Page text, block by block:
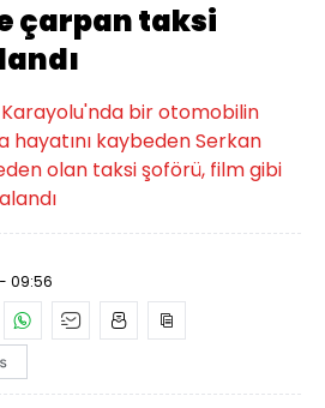
çarpan taksi
bir otomobilin
hayatını kaybeden Serkan
olan taksi şoförü, film gibi
09:56